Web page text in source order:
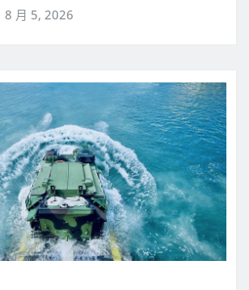
8 月 5, 2026